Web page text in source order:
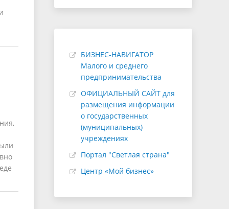
БИЗНЕС-НАВИГАТОР
Малого и среднего
предпринимательства
ОФИЦИАЛЬНЫЙ САЙТ для
размещения информации
о государственных
(муниципальных)
учреждениях
Портал "Светлая страна"
Центр «Мой бизнес»